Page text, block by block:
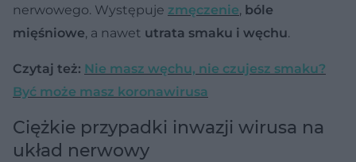
nerwowego. Występuje zmęczenie, bóle
mięśniowe, a nawet utrata smaku i węchu.
Czytaj też: Nie masz węchu, nie czujesz smaku?
Być może masz koronawirusa
Ciężkie przypadki inwazji wirusa na
układ nerwowy